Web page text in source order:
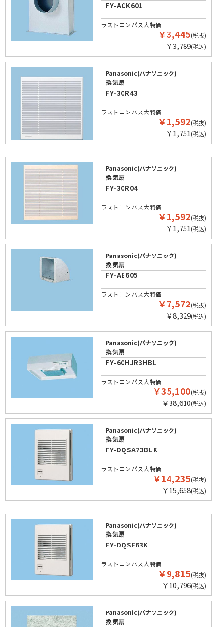
FY-ACK601
ラストコンパス大特価
￥3,445(税抜)
￥3,789(税込)
Panasonic(パナソニック)
換気扇
FY-30R43
ラストコンパス大特価
￥1,592(税抜)
￥1,751(税込)
Panasonic(パナソニック)
換気扇
FY-30R04
ラストコンパス大特価
￥1,592(税抜)
￥1,751(税込)
Panasonic(パナソニック)
換気扇
FY-AE605
ラストコンパス大特価
￥7,572(税抜)
￥8,329(税込)
Panasonic(パナソニック)
換気扇
FY-60HJR3HBL
ラストコンパス大特価
￥35,100(税抜)
￥38,610(税込)
Panasonic(パナソニック)
換気扇
FY-DQSA73BLK
ラストコンパス大特価
￥14,235(税抜)
￥15,658(税込)
Panasonic(パナソニック)
換気扇
FY-DQSF63K
ラストコンパス大特価
￥9,815(税抜)
￥10,796(税込)
Panasonic(パナソニック)
換気扇